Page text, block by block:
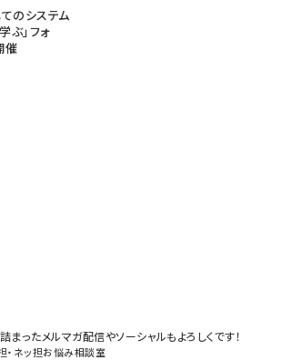
のシステム
ぶ」フォ
催
ったメルマガ配信やソーシャルもよろしくです！
・ ネッ担お悩み相談室